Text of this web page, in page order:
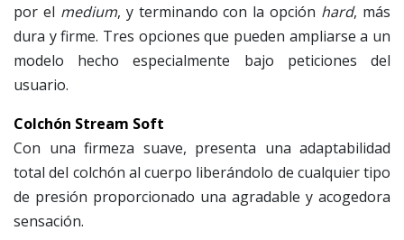
por el medium, y terminando con la opción hard, más
dura y firme. Tres opciones que pueden ampliarse a un
modelo hecho especialmente bajo peticiones del
usuario.
Colchón Stream Soft
Con una firmeza suave, presenta una adaptabilidad
total del colchón al cuerpo liberándolo de cualquier tipo
de presión proporcionado una agradable y acogedora
sensación.